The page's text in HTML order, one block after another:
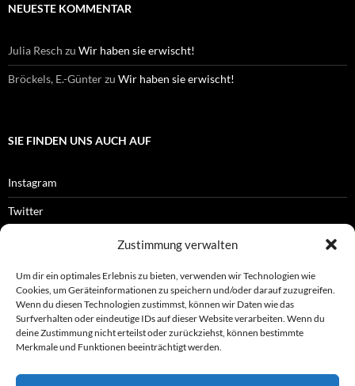
Zustimmung verwalten
Um dir ein optimales Erlebnis zu bieten, verwenden wir Technologien wie
Cookies, um Geräteinformationen zu speichern und/oder darauf zuzugreifen.
Wenn du diesen Technologien zustimmst, können wir Daten wie das
Surfverhalten oder eindeutige IDs auf dieser Website verarbeiten. Wenn du
deine Zustimmung nicht erteilst oder zurückziehst, können bestimmte
Merkmale und Funktionen beeinträchtigt werden.
NEUESTE KOMMENTAR
Julia Resch zu Wir haben sie erwischt!
Bröckels, E.-Günterzu Wir haben sie erwischt!
SIE FINDEN UNS AUCH AUF
Instagram
Twitter
OFFIZIELLES
Impressum